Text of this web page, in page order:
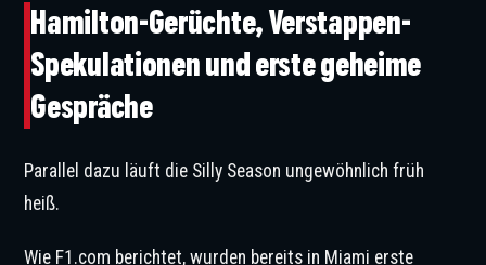
Hamilton-Gerüchte, Verstappen-
Spekulationen und erste geheime
Gespräche
Parallel dazu läuft die Silly Season ungewöhnlich früh
heiß.
Wie F1.com berichtet, wurden bereits in Miami erste